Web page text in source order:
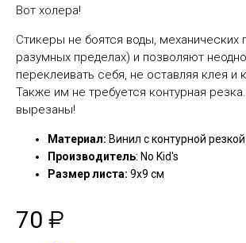
Вот холера!
Стикеры не боятся воды, механических
разумных пределах) и позволяют
переклеивать себя, не оставляя клея и
Также им не требуется контурная
вырезаны!
Материал: Винил с контурной резкой
Производитель: No Kid's
Размер листа: 9х9 см
70 ₽